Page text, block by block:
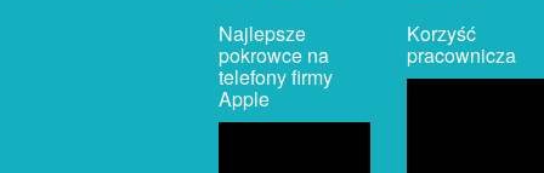
Najlepsze
pokrowce na
telefony firmy
Apple
Korzyść
pracownicza